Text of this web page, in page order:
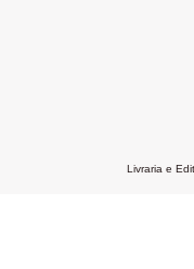
Livraria e